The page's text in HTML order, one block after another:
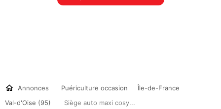
Annonces Puériculture occasion
Île-de-France
Val-d'Oise (95)
Siège auto maxi cosy...